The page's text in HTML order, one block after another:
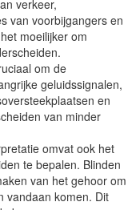
verkeer,
van voorbijgangers en
moeilijker om
om de
geluidssignalen,
en
van minder
omvat ook het
te bepalen. Blinden
van het gehoor om
vandaan komen. Dit